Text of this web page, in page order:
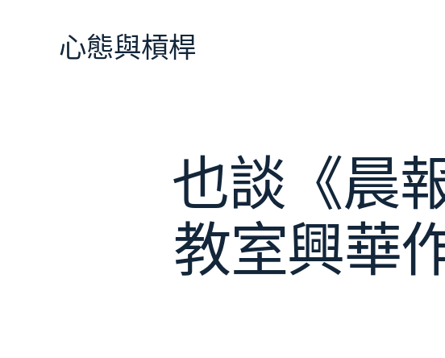
心態與槓桿
也談《晨
教室興華